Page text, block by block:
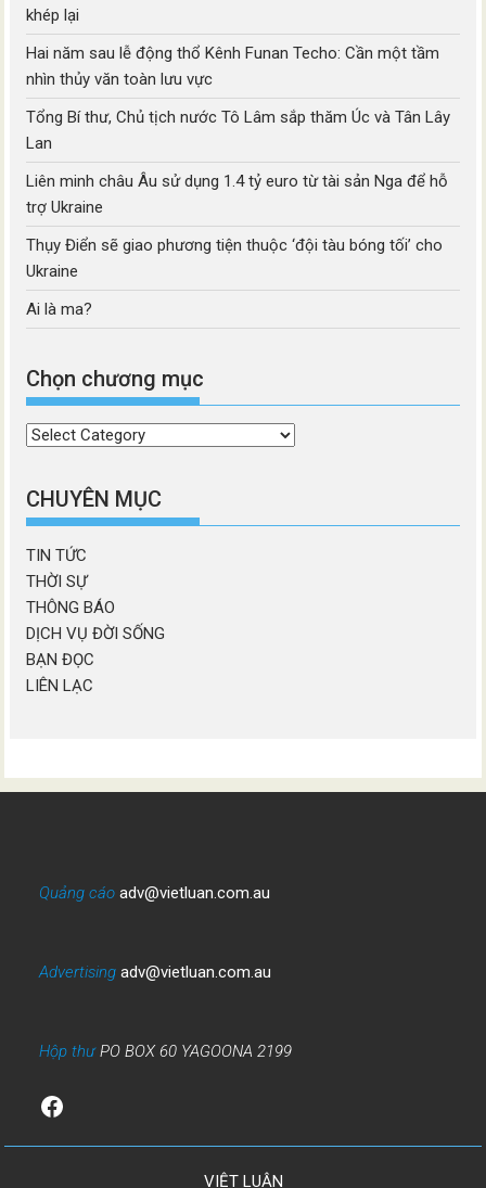
khép lại
Hai năm sau lễ động thổ Kênh Funan Techo: Cần một tầm
nhìn thủy văn toàn lưu vực
Tổng Bí thư, Chủ tịch nước Tô Lâm sắp thăm Úc và Tân Lây
Lan
Liên minh châu Âu sử dụng 1.4 tỷ euro từ tài sản Nga để hỗ
trợ Ukraine
Thụy Điển sẽ giao phương tiện thuộc ‘đội tàu bóng tối’ cho
Ukraine
Ai là ma?
Chọn chương mục
Chọn
mục
CHUYÊN MỤC
TIN TỨC
THỜI SỰ
THÔNG BÁO
DỊCH VỤ ĐỜI SỐNG
BẠN ĐỌC
LIÊN LẠC
Quảng cáo adv@vietluan.com.au
Advertising adv@vietluan.com.au
Hộp thưPO BOX 60 YAGOONA 2199
Facebook
VIỆT LUẬN